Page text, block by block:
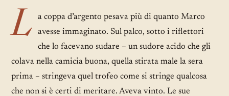
L
a coppa d’argento pesava più di quanto Marco
avesse immaginato. Sul palco, sotto i riflettori
che lo facevano sudare – un sudore acido che gli
colava nella camicia buona, quella stirata male la sera
prima – stringeva quel trofeo come si stringe qualcosa
che non si è certi di meritare. Aveva vinto. Le sue